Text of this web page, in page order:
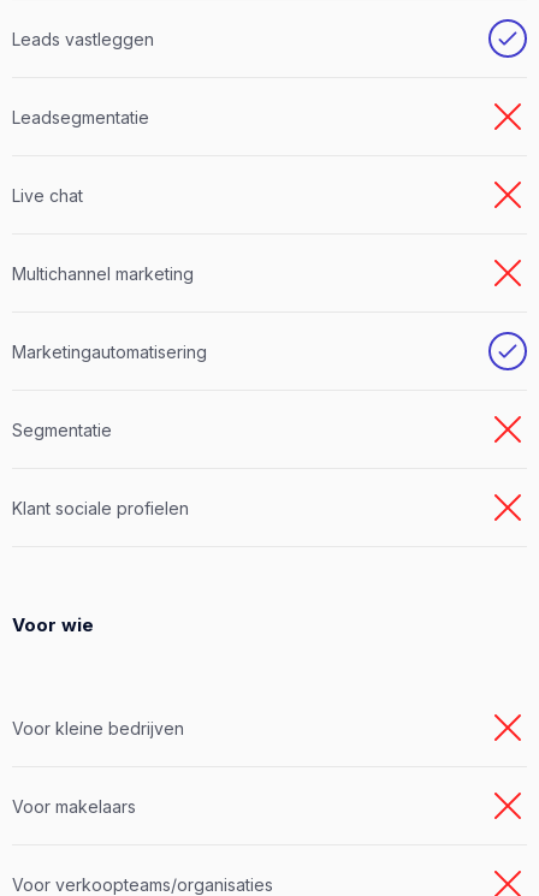
Leads vastleggen
Leadsegmentatie
Live chat
Multichannel marketing
Marketingautomatisering
Segmentatie
Klant sociale profielen
Voor wie
Voor kleine bedrijven
Voor makelaars
Voor verkoopteams/organisaties